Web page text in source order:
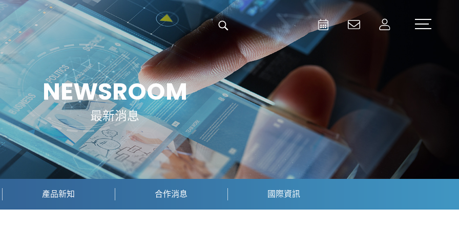
Activities
Contact Us
Member
Test and Measurement
Aerospace | Defense | Security
Broadcast and Media
NEWSROOM
最新消息
產品新知 合作消息 國際資訊